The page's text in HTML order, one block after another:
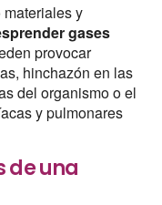
y
gases
provocar
hinchazón en las
del organismo o el
y pulmonares
de una